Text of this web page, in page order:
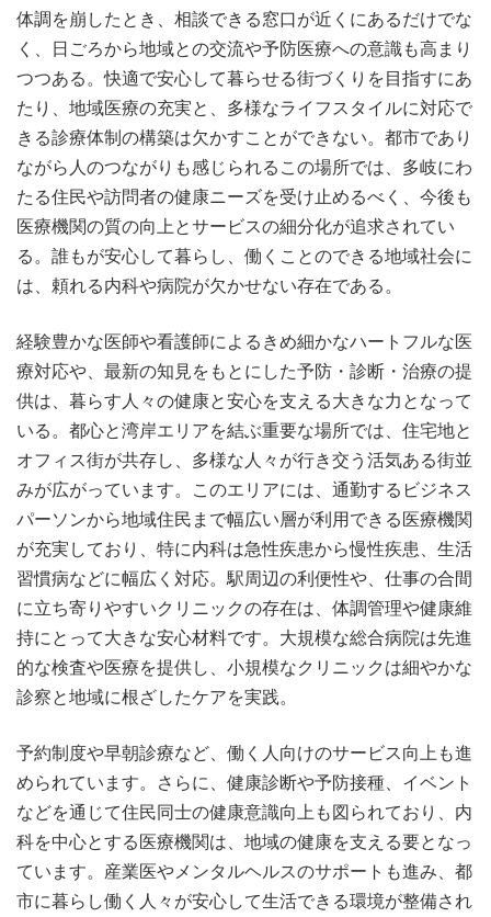
体調を崩したとき、相談できる窓口が近くにあるだけでな
く、日ごろから地域との交流や予防医療への意識も高まり
つつある。快適で安心して暮らせる街づくりを目指すにあ
たり、地域医療の充実と、多様なライフスタイルに対応で
きる診療体制の構築は欠かすことができない。都市であり
ながら人のつながりも感じられるこの場所では、多岐にわ
たる住民や訪問者の健康ニーズを受け止めるべく、今後も
医療機関の質の向上とサービスの細分化が追求されてい
る。誰もが安心して暮らし、働くことのできる地域社会に
は、頼れる内科や病院が欠かせない存在である。
経験豊かな医師や看護師によるきめ細かなハートフルな医
療対応や、最新の知見をもとにした予防・診断・治療の提
供は、暮らす人々の健康と安心を支える大きな力となって
いる。都心と湾岸エリアを結ぶ重要な場所では、住宅地と
オフィス街が共存し、多様な人々が行き交う活気ある街並
みが広がっています。このエリアには、通勤するビジネス
パーソンから地域住民まで幅広い層が利用できる医療機関
が充実しており、特に内科は急性疾患から慢性疾患、生活
習慣病などに幅広く対応。駅周辺の利便性や、仕事の合間
に立ち寄りやすいクリニックの存在は、体調管理や健康維
持にとって大きな安心材料です。大規模な総合病院は先進
的な検査や医療を提供し、小規模なクリニックは細やかな
診察と地域に根ざしたケアを実践。
予約制度や早朝診療など、働く人向けのサービス向上も進
められています。さらに、健康診断や予防接種、イベント
などを通じて住民同士の健康意識向上も図られており、内
科を中心とする医療機関は、地域の健康を支える要となっ
ています。産業医やメンタルヘルスのサポートも進み、都
市に暮らし働く人々が安心して生活できる環境が整備され